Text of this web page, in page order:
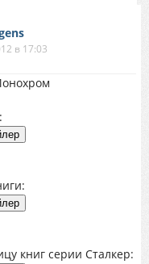
в 17:03
книг серии Сталкер: